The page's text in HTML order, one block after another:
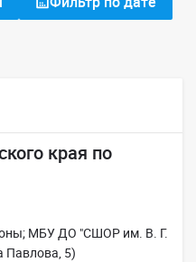
края по
МБУ ДО "СШОР им. В. Г.
Павлова, 5)